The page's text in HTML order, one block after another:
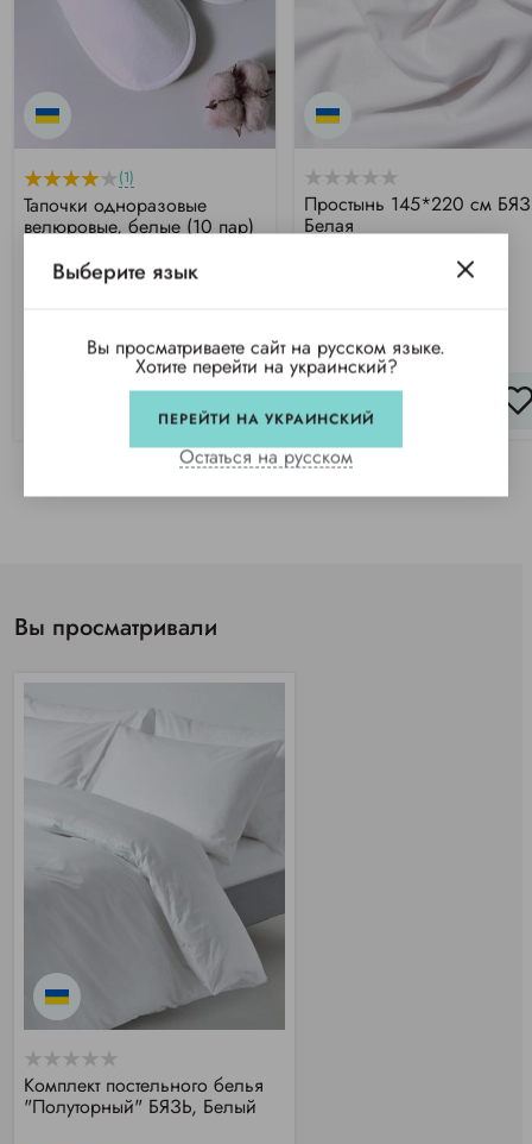
(1)
Тапочки одноразовые
велюровые, белые (10 пар)
Купили 551 раз
Простынь 145*220 см
Белая
Вы просматривали
Комплект постельного белья
"Полуторный" БЯЗЬ, Белый
Выберите язык
Вы просматриваете сайт на русском языке.
Хотите перейти на украинский?
ПЕРЕЙТИ НА УКРАИНСКИЙ
Остаться на русском